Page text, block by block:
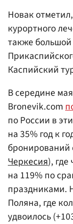
Новак
курортного
также
Каспийский
В середине
Bronevik.com
по России в
на 35% год к
бронирований
Черкесия), где
на 119% по
праздниками.
Поляна, где
удвоилось